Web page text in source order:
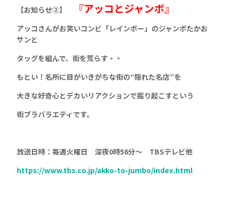
【お知らせ②】 『アッコとジャンボ』
アッコさんがお笑いコンビ「レインボー」のジャンボたかお
サンと
タッグを組んで、街を荒らす・・
もとい！名所に目がいきがちな街の“隠れた名店”を
大きな好奇心とデカいリアクションで掘り起こすという
街ブラバラエティです。
放送日時：毎週火曜日 深夜0時56分～ TBSテレビ他
https://www.tbs.co.jp/akko-to-jumbo/index.html